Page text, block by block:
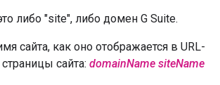
либо "site", либо домен G Suite.
сайта, как оно отображается в URL-
сайта: domainName siteName